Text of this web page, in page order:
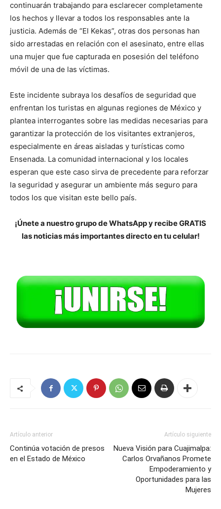
continuarán trabajando para esclarecer completamente
los hechos y llevar a todos los responsables ante la
justicia. Además de “El Kekas”, otras dos personas han
sido arrestadas en relación con el asesinato, entre ellas
una mujer que fue capturada en posesión del teléfono
móvil de una de las víctimas.
Este incidente subraya los desafíos de seguridad que
enfrentan los turistas en algunas regiones de México y
plantea interrogantes sobre las medidas necesarias para
garantizar la protección de los visitantes extranjeros,
especialmente en áreas aisladas y turísticas como
Ensenada. La comunidad internacional y los locales
esperan que este caso sirva de precedente para reforzar
la seguridad y asegurar un ambiente más seguro para
todos los que visitan este bello país.
¡Únete a nuestro grupo de WhatsApp y recibe GRATIS
las noticias más importantes directo en tu celular!
Artículo anterior
Continúa votación de presos
en el Estado de México
Artículo siguiente
Nueva Visión para Cuajimalpa:
Carlos Orvañanos Promete
Empoderamiento y
Oportunidades para las
Mujeres